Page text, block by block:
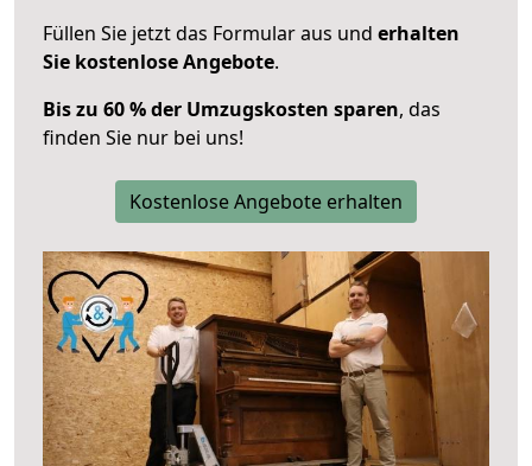
Füllen Sie jetzt das Formular aus und erhalten
Sie kostenlose Angebote.
Bis zu 60 % der Umzugskosten sparen, das
finden Sie nur bei uns!
Kostenlose Angebote erhalten